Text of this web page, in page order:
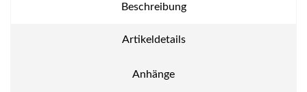
Beschreibung
Artikeldetails
Anhänge